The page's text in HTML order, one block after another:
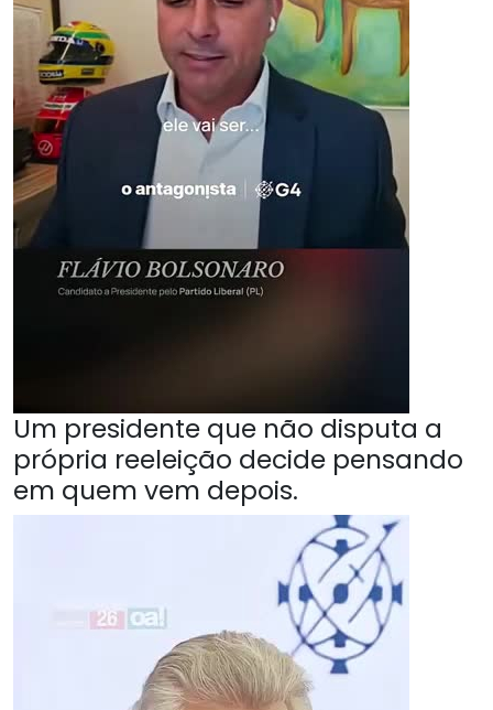
Um presidente que não disputa a
própria reeleição decide pensando
em quem vem depois.